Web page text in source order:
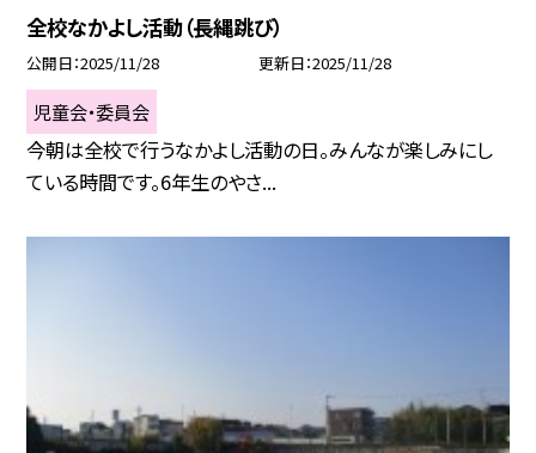
全校なかよし活動（長縄跳び）
公開日 2025/11/28 更新日 2025/11/28
児童会・委員会
今朝は全校で行うなかよし活動の日。みんなが楽しみにし
ている時間です。6年生のやさ...